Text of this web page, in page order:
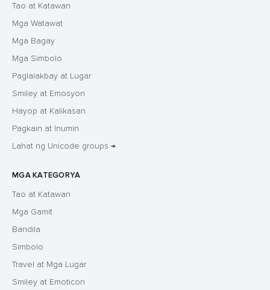
Tao at Katawan
Mga Watawat
Mga Bagay
Mga Simbolo
Paglalakbay at Lugar
Smiley at Emosyon
Hayop at Kalikasan
Pagkain at Inumin
Lahat ng Unicode groups →
MGA KATEGORYA
Tao at Katawan
Mga Gamit
Bandila
Simbolo
Travel at Mga Lugar
Smiley at Emoticon